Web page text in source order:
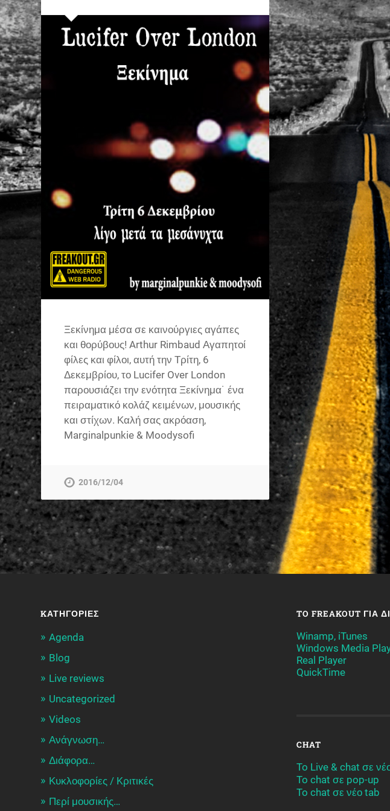
Ξεκίνημα μέσα σε καινούργιες αγάπες
και θορύβους! Arthur Rimbaud Αγαπητοί
φίλες και φίλοι, αυτή την Τρίτη, 6
Δεκεμβρίου, το Lucifer Over London
παρουσιάζει την ενότητα Ξεκίνημα˙ ένα
πειραματικό κολάζ κειμένων, μουσικής
και στίχων. Καλή σας ακρόαση,
Marginalpunkie & Moodysofi
2016/12/04
KΑΤΗΓΟΡΊΕΣ
Agenda
Blog
Live reviews
Uncategorized
Videos
Ανάγνωση…
Διάφορα…
Κυκλοφορίες / Kριτικές
Περί μουσικής…
TO FREAKOUT ΓΙΑ
Winamp, iTunes
Windows Media
Real Player
QuickTime
CHAT
To Live & chat σε
To chat σε pop-up
To chat σε νέο tab